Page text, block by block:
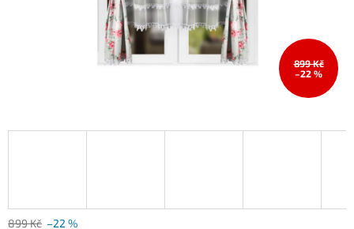
899 Kč
–22 %
899 Kč –22 %